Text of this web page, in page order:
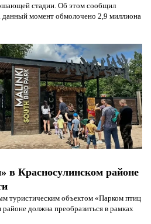
стадии. Об этом сообщил
момент обмолочено 2,9 миллиона
в Красносулинском районе
туристическим объектом «Парком птиц
должна преобразиться в рамках